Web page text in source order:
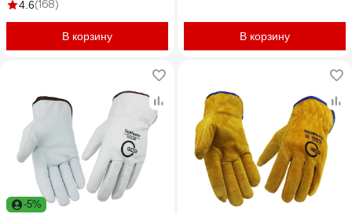
4.6(168)
В корзину В корзину
-5%